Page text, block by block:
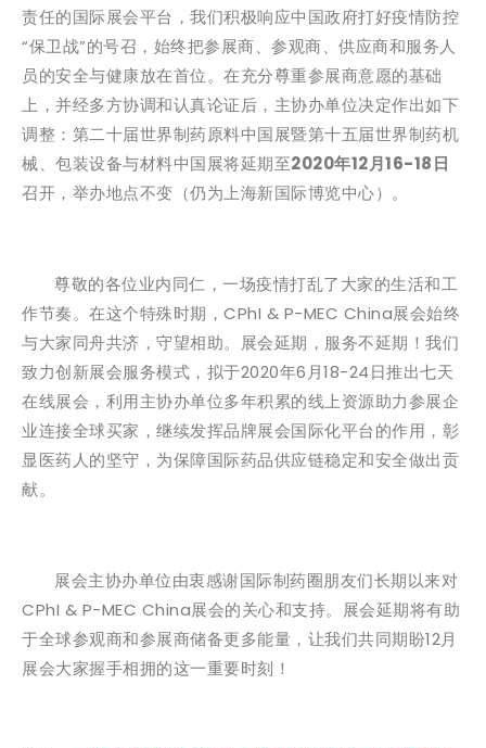
责任的国际展会平台，我们积极响应中国政府打好疫情防控
“保卫战”的号召，始终把参展商、参观商、供应商和服务人
员的安全与健康放在首位。在充分尊重参展商意愿的基础
上，并经多方协调和认真论证后，主协办单位决定作出如下
调整：第二十届世界制药原料中国展暨第十五届世界制药机
械、包装设备与材料中国展将延期至2020年12月16-18日
召开，举办地点不变（仍为上海新国际博览中心）。
尊敬的各位业内同仁，一场疫情打乱了大家的生活和工
作节奏。在这个特殊时期，CPhI & P-MEC China展会始终
与大家同舟共济，守望相助。展会延期，服务不延期！我们
致力创新展会服务模式，拟于2020年6月18-24日推出七天
在线展会，利用主协办单位多年积累的线上资源助力参展企
业连接全球买家，继续发挥品牌展会国际化平台的作用，彰
显医药人的坚守，为保障国际药品供应链稳定和安全做出贡
献。
展会主协办单位由衷感谢国际制药圈朋友们长期以来对
CPhI & P-MEC China展会的关心和支持。展会延期将有助
于全球参观商和参展商储备更多能量，让我们共同期盼12月
展会大家握手相拥的这一重要时刻！